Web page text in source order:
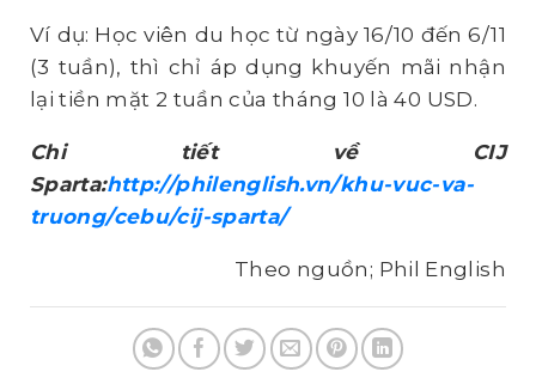
Ví dụ: Học viên du học từ ngày 16/10 đến 6/11
(3 tuần), thì chỉ áp dụng khuyến mãi nhận
lại tiền mặt 2 tuần của tháng 10 là 40 USD.
Chi tiết về CIJ
Sparta:http://philenglish.vn/khu-vuc-va-
truong/cebu/cij-sparta/
Theo nguồn; Phil English